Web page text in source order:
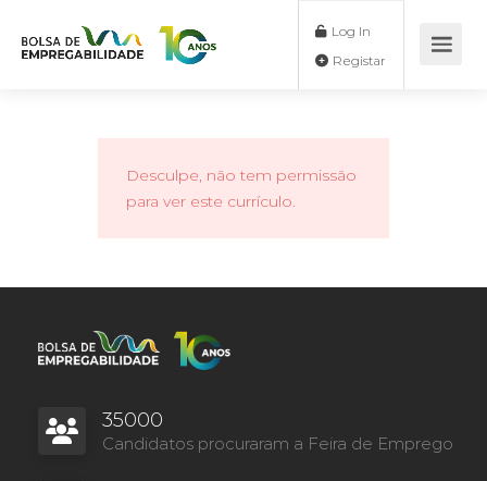
Log In
Desculpe, não tem permissão
para ver este currículo.
35000
Candidatos procuraram a Feira de Emprego